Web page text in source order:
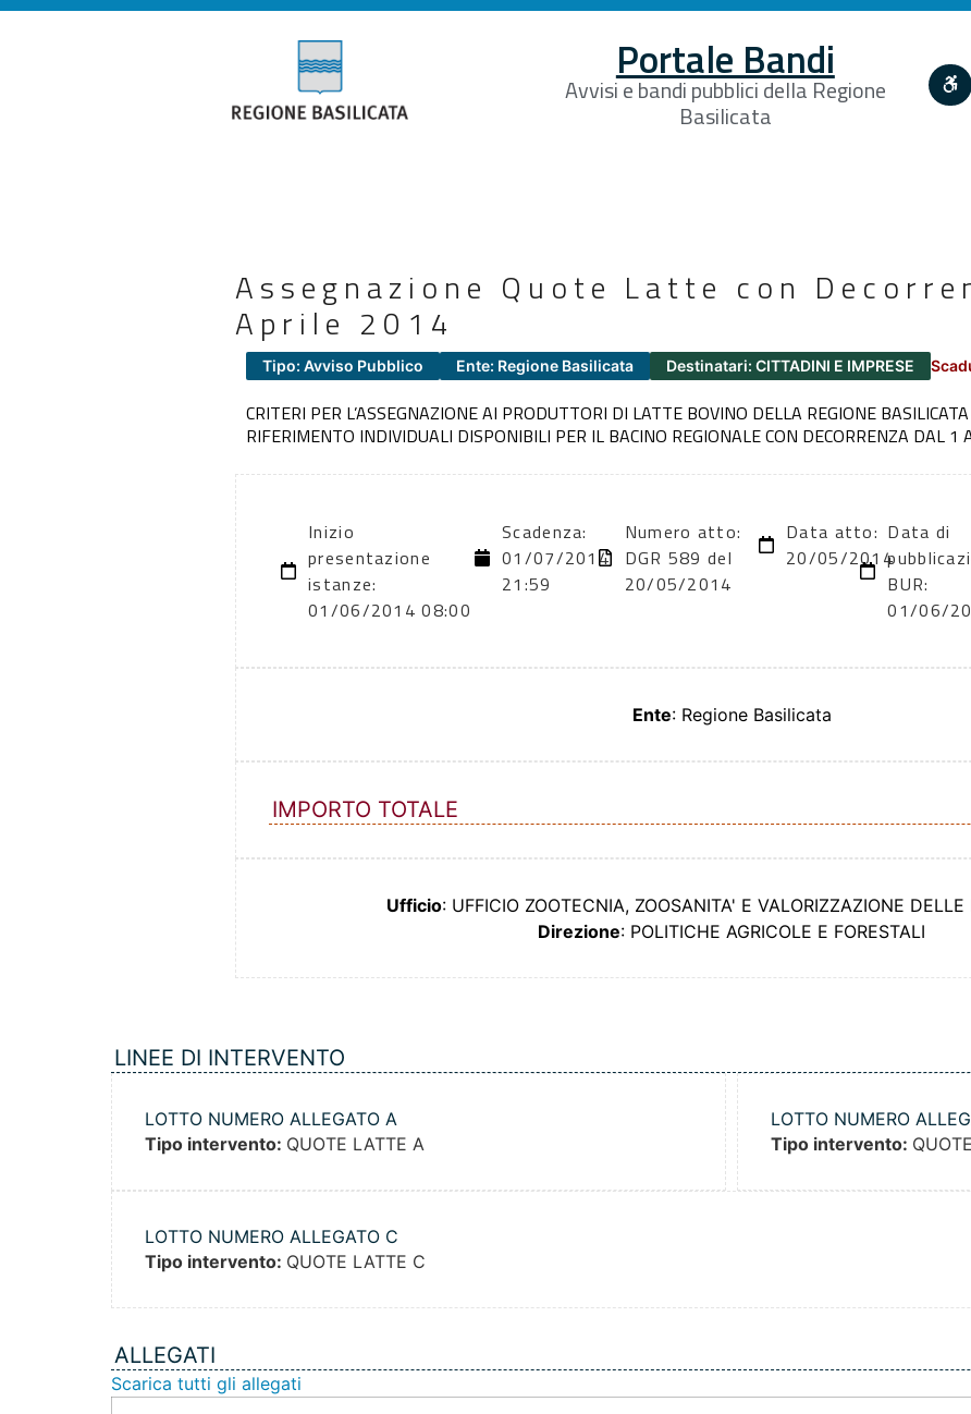
Portale Bandi
Avvisi e bandi pubblici della Regione
Basilicata
Assegnazione Quote Latte con
Aprile 2014
Tipo: Avviso Pubblico Ente: Regione Basilicata Destinatari: CITTADINI E IMPRESE
CRITERI PER L’ASSEGNAZIONE AI PRODUTTORI DI LATTE BOVINO DELLA REGIONE
RIFERIMENTO INDIVIDUALI DISPONIBILI PER IL BACINO REGIONALE CON DECORRENZA DAL 1
Inizio
presentazione
istanze:
01/06/2014 08:00
Scadenza:
01/07/2014
21:59
Numero atto:
DGR 589 del
20/05/2014
Data atto:
20/05/2014
Data di
BUR:
01/06/
Ente: Regione Basilicata
IMPORTO TOTALE
Ufficio: UFFICIO ZOOTECNIA, ZOOSANITA' E VALORIZZAZIONE DELLE
Direzione: POLITICHE AGRICOLE E FORESTALI
LINEE DI INTERVENTO
LOTTO NUMERO ALLEGATO A
Tipo intervento: QUOTE LATTE A
LOTTO NUMERO
Tipo intervento:
LOTTO NUMERO ALLEGATO C
Tipo intervento: QUOTE LATTE C
ALLEGATI
Scarica tutti gli allegati